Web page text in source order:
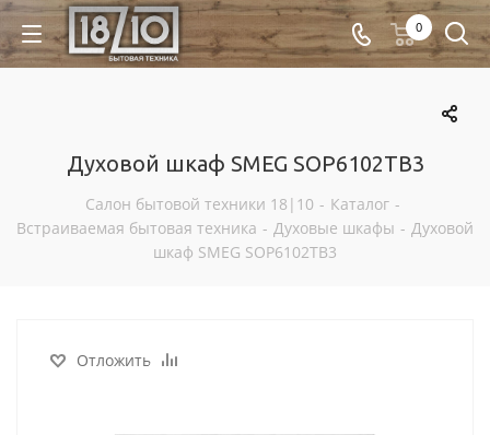
0
Духовой шкаф SMEG SOP6102TB3
Салон бытовой техники 18|10 - Каталог -
Встраиваемая бытовая техника - Духовые шкафы - Духовой
шкаф SMEG SOP6102TB3
Отложить